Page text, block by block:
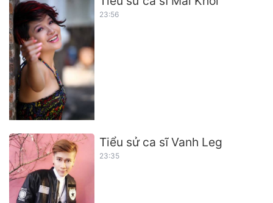
23:56
Tiểu sử ca sĩ Vanh Leg
23:35